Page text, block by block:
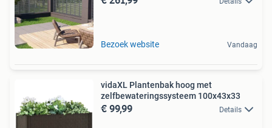
Bezoek website Vandaag
vidaXL Plantenbak hoog met
zelfbewateringssysteem 100x43x33
€ 99,99 Details